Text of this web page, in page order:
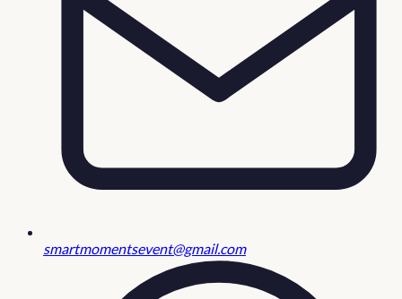
smartmomentsevent@gmail.com